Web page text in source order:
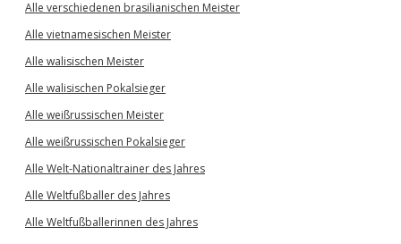
Alle verschiedenen brasilianischen Meister
Alle vietnamesischen Meister
Alle walisischen Meister
Alle walisischen Pokalsieger
Alle weißrussischen Meister
Alle weißrussischen Pokalsieger
Alle Welt-Nationaltrainer des Jahres
Alle Weltfußballer des Jahres
Alle Weltfußballerinnen des Jahres